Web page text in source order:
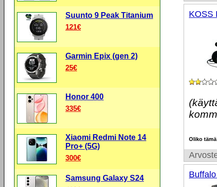
KOSS
Oliko
Suunto 9 Peak Titanium
121€
Garmin Epix (gen 2)
25€
Honor 400
335€
Xiaomi Redmi Note 14
Pro+ (5G)
300€
Samsung Galaxy S24